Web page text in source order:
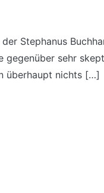
Stephanus
sehr
überhaupt nichts […]